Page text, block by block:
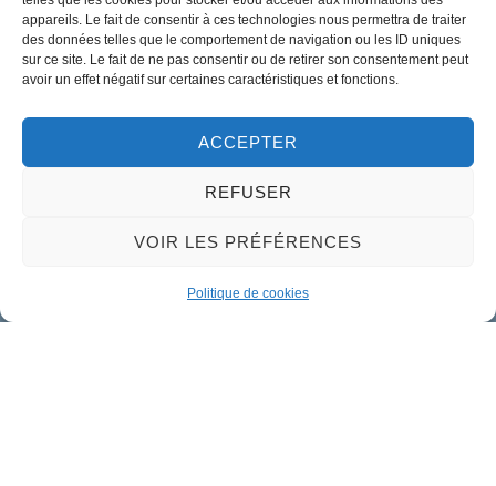
appareils. Le fait de consentir à ces technologies nous permettra de traiter
des données telles que le comportement de navigation ou les ID uniques
sur ce site. Le fait de ne pas consentir ou de retirer son consentement peut
avoir un effet négatif sur certaines caractéristiques et fonctions.
ACCEPTER
REFUSER
VOIR LES PRÉFÉRENCES
Politique de cookies
02 38 46 94 94
mairie@meung-sur-loire.com
9h00 à 12h30 & 13h30 à 18h00
9h00 à 12h30 & 14h00 à 17h30